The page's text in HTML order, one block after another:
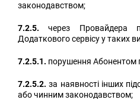
законодавством;
7.2.5. через Провайдера
Додаткового сервісу у таких
7.2.5.1. порушення Абонентом
7.2.5.2. за наявності інших
або чинним законодавством;